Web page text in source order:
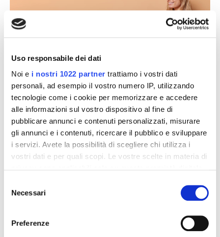
Uso responsabile dei dati
Noi e i nostri 1022 partner trattiamo i vostri dati
personali, ad esempio il vostro numero IP, utilizzando
tecnologie come i cookie per memorizzare e accedere
alle informazioni sul vostro dispositivo al fine di
pubblicare annunci e contenuti personalizzati, misurare
gli annunci e i contenuti, ricercare il pubblico e sviluppare
i servizi. Avete la possibilità di scegliere chi utilizza i
vostri dati e per quali scopi. Le vostre scelte in materia di
modificare o revocare il proprio consenso in qualsiasi
momento dalla Dichiarazione sui cookie o facendo clic
delNecessari
Preferenze
Palestra e
Sport
Antiage